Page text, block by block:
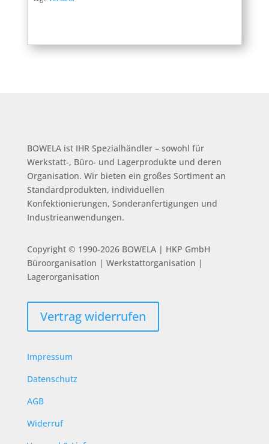
BOWELA ist IHR Spezialhändler – sowohl für
Werkstatt-, Büro- und Lagerprodukte und deren
Organisation. Wir bieten ein großes Sortiment an
Standardprodukten, individuellen
Konfektionierungen, Sonderanfertigungen und
Industrieanwendungen.
Copyright © 1990-2026 BOWELA | HKP GmbH
Büroorganisation | Werkstattorganisation |
Lagerorganisation
Vertrag widerrufen
Impressum
Datenschutz
AGB
Widerruf